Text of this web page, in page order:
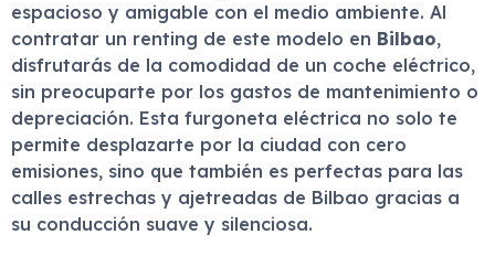
espacioso y amigable con el medio ambiente. Al
contratar un renting de este modelo en Bilbao,
disfrutarás de la comodidad de un coche eléctrico,
sin preocuparte por los gastos de mantenimiento o
depreciación. Esta furgoneta eléctrica no solo te
permite desplazarte por la ciudad con cero
emisiones, sino que también es perfectas para las
calles estrechas y ajetreadas de Bilbao gracias a
su conducción suave y silenciosa.